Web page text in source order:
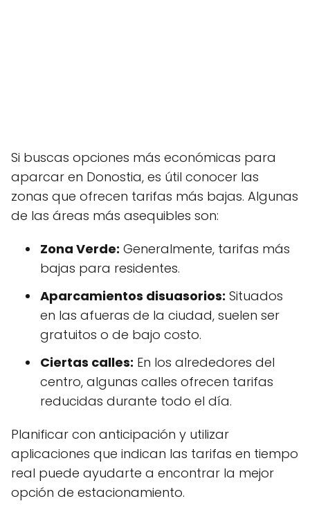
Si buscas opciones más económicas para
aparcar en Donostia, es útil conocer las
zonas que ofrecen tarifas más bajas. Algunas
de las áreas más asequibles son:
Zona Verde: Generalmente, tarifas más
bajas para residentes.
Aparcamientos disuasorios: Situados
en las afueras de la ciudad, suelen ser
gratuitos o de bajo costo.
Ciertas calles: En los alrededores del
centro, algunas calles ofrecen tarifas
reducidas durante todo el día.
Planificar con anticipación y utilizar
aplicaciones que indican las tarifas en tiempo
real puede ayudarte a encontrar la mejor
opción de estacionamiento.